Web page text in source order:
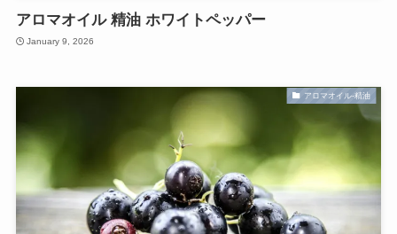
アロマオイル 精油 ホワイトペッパー
January 9, 2026
アロマオイル-精油